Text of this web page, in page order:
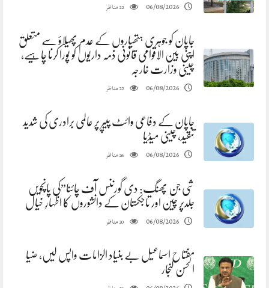
06/08/2026
22مناظر
جاپان کو جوہری ہتھیاروں کے عدم پھیلاؤ سے متعلق
اپنی بین الاقوامی قانونی ذمہ داریوں کو پورا کرنا چاہیے،
چینی وزارت خارجہ
06/08/2026
22مناظر
جاپان کے دفاعی وائٹ پیپر پر عالمی برادری کی شدید
تنقید، چینی میڈیا
06/08/2026
26مناظر
شی جن پھنگ: دی گورننس آف چائنا”کی پانچویں
جلدپر چین اور تاجکستان کے دانشوروں کا اظہارِ خیال
06/08/2026
20مناظر
مفتاح اسماعیل بے بنیاد الزامات واپس لیں، ضیا
الحسن لنجار